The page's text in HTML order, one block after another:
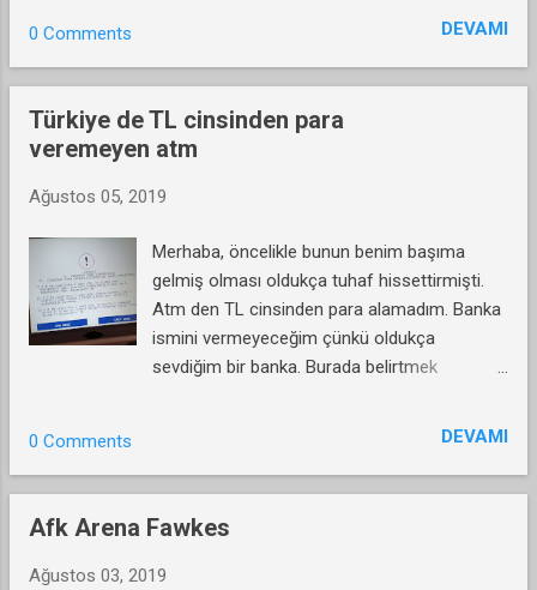
buradan ulaşabilir.
0 Comments DEVAMI
Türkiye de TL cinsinden para
veremeyen atm
Ağustos 05, 2019
Merhaba, öncelikle bunun benim başıma
gelmiş olması oldukça tuhaf hissettirmişti.
Atm den TL cinsinden para alamadım. Banka
ismini vermeyeceğim çünkü oldukça
sevdiğim bir banka. Burada belirtmek
0 Comments DEVAMI
Afk Arena Fawkes
Ağustos 03, 2019